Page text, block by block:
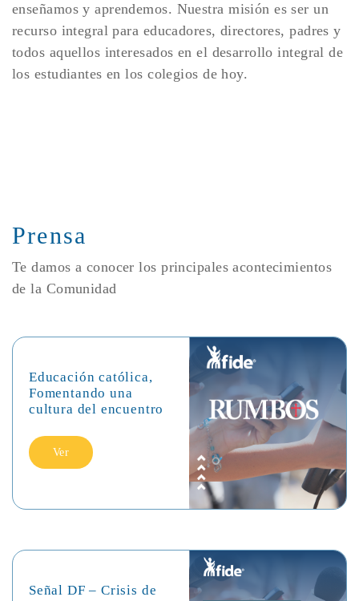
enseñamos y aprendemos. Nuestra misión es ser un
recurso integral para educadores, directores, padres y
todos aquellos interesados en el desarrollo integral de
los estudiantes en los colegios de hoy.
Prensa
Te damos a conocer los principales acontecimientos
de la Comunidad
Educación católica,
Fomentando una
cultura del encuentro
Ver
Señal DF – Crisis de